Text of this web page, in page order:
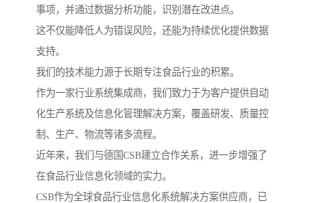
事项，并通过数据分析功能，识别潜在改进点。
这不仅能降低人为错误风险，还能为持续优化提供数据
支持。
我们的技术能力源于长期专注食品行业的积累。
作为一家行业系统集成商，我们致力于为客户提供自动
化生产系统及信息化管理解决方案，覆盖研发、质量控
制、生产、物流等诸多流程。
近年来，我们与德国CSB建立合作关系，进一步增强了
在食品行业信息化领域的实力。
CSB作为全球食品行业信息化系统解决方案供应商，已